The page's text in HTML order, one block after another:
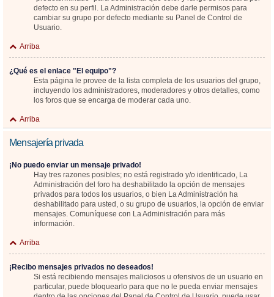
defecto en su perfil. La Administración debe darle permisos para
cambiar su grupo por defecto mediante su Panel de Control de
Usuario.
Arriba
¿Qué es el enlace "El equipo"?
Esta página le provee de la lista completa de los usuarios del grupo,
incluyendo los administradores, moderadores y otros detalles, como
los foros que se encarga de moderar cada uno.
Arriba
Mensajería privada
¡No puedo enviar un mensaje privado!
Hay tres razones posibles; no está registrado y/o identificado, La
Administración del foro ha deshabilitado la opción de mensajes
privados para todos los usuarios, o bien La Administración ha
deshabilitado para usted, o su grupo de usuarios, la opción de enviar
mensajes. Comuníquese con La Administración para más
información.
Arriba
¡Recibo mensajes privados no deseados!
Si está recibiendo mensajes maliciosos u ofensivos de un usuario en
particular, puede bloquearlo para que no le pueda enviar mensajes